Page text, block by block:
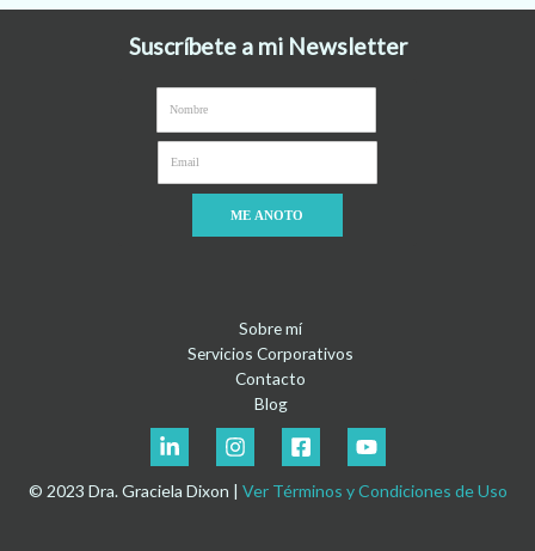
Suscríbete a mi Newsletter
ME ANOTO
Sobre mí
Servicios Corporativos
Contacto
Blog
© 2023 Dra. Graciela Dixon | Ver Términos y Condiciones de Uso